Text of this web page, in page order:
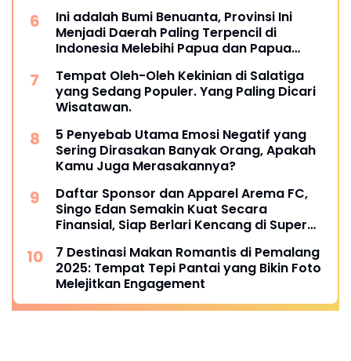
Ini adalah Bumi Benuanta, Provinsi Ini
Menjadi Daerah Paling Terpencil di
Indonesia Melebihi Papua dan Papua
Tempat Oleh-Oleh Kekinian di Salatiga
yang Sedang Populer. Yang Paling Dicari
Wisatawan.
5 Penyebab Utama Emosi Negatif yang
Sering Dirasakan Banyak Orang, Apakah
Kamu Juga Merasakannya?
Daftar Sponsor dan Apparel Arema FC,
Singo Edan Semakin Kuat Secara
Finansial, Siap Berlari Kencang di Super
7 Destinasi Makan Romantis di Pemalang
2025: Tempat Tepi Pantai yang Bikin Foto
Melejitkan Engagement